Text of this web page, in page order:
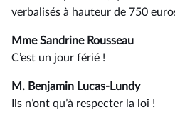
verbalisés à hauteur de 750
Mme Sandrine Rousseau
C’est un jour férié !
M. Benjamin Lucas-Lundy
Ils n’ont qu’à respecter la loi !